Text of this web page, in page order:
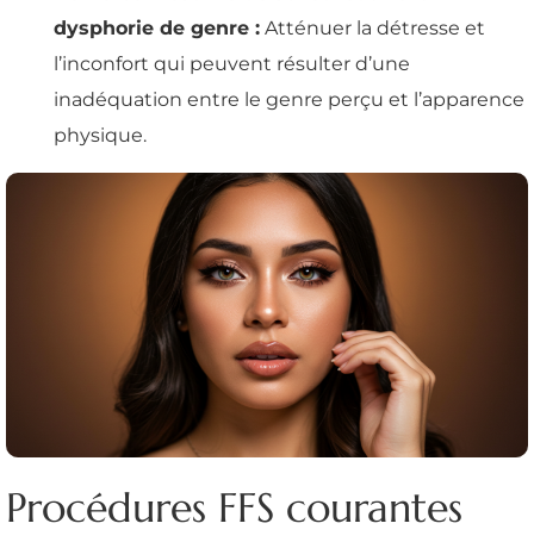
dysphorie de genre : Atténuer la détresse et
l’inconfort qui peuvent résulter d’une
inadéquation entre le genre perçu et l’apparence
physique.
Procédures FFS courantes